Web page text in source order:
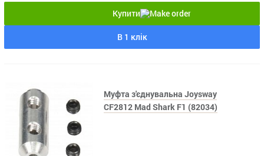
Купити
В 1 клік
Муфта з'єднувальна Joysway
CF2812 Mad Shark F1 (82034)